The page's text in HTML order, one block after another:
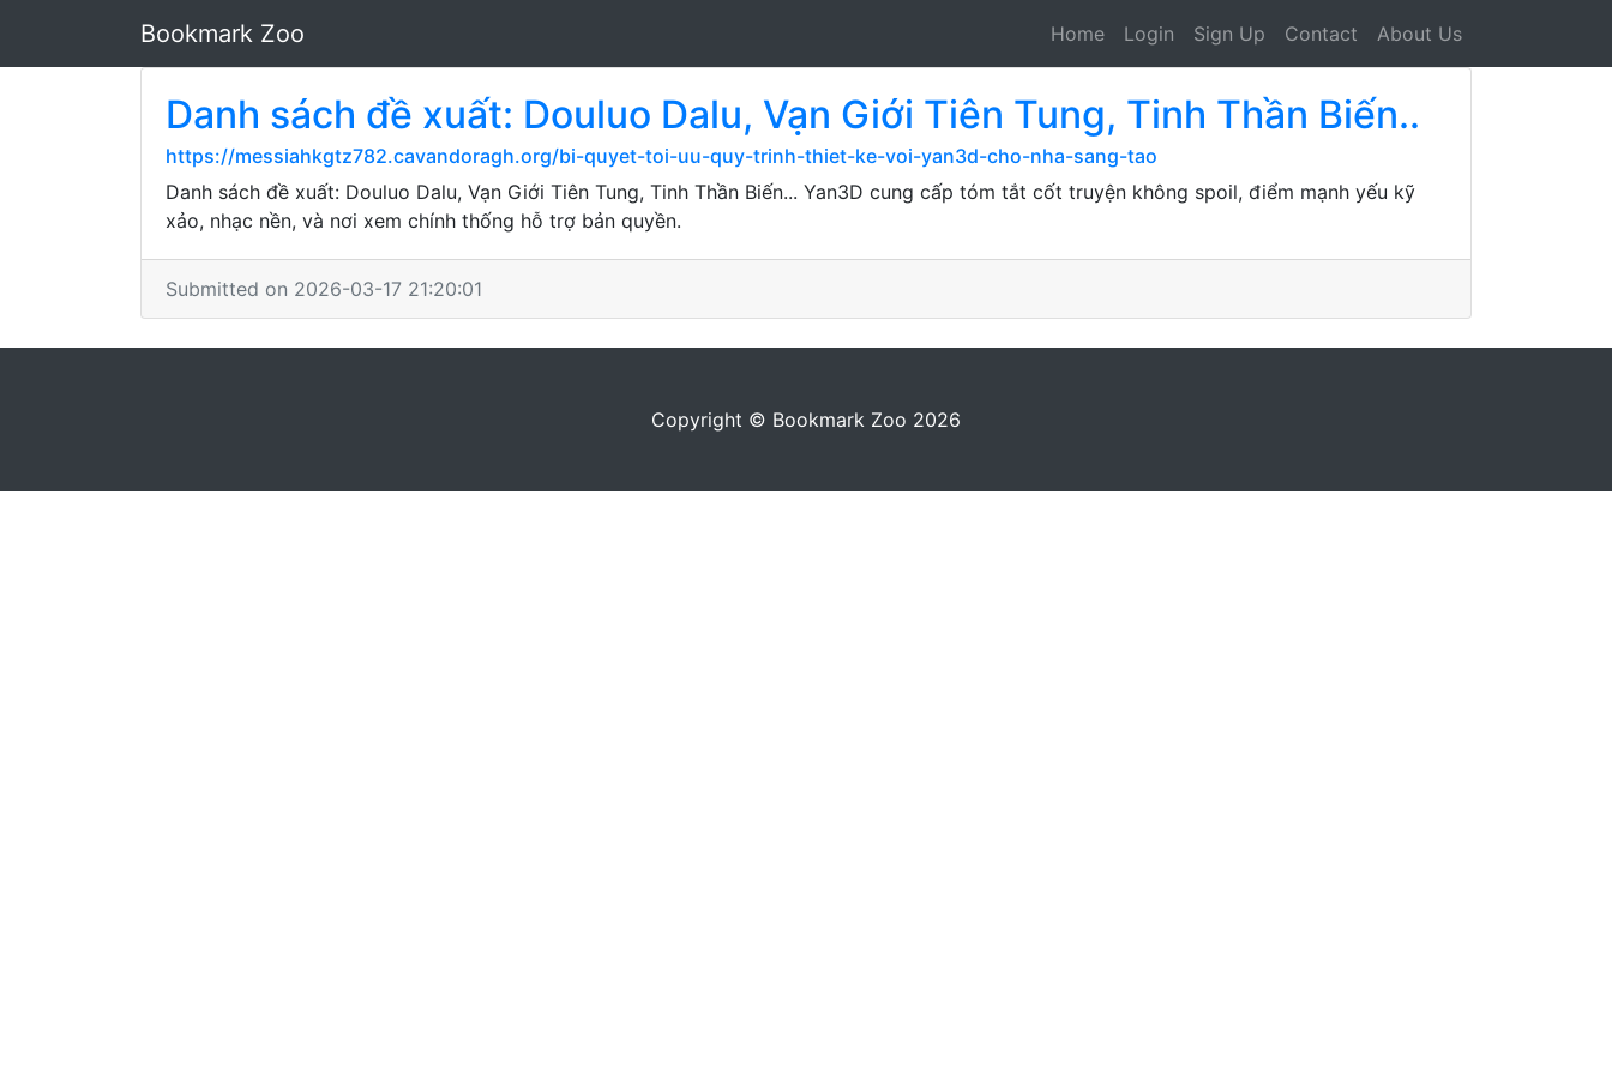
Bookmark Zoo Home Login Sign Up Contact About Us
Danh sách đề xuất: Douluo Dalu, Vạn Giới Tiên Tung, Tinh Thần Biến..
https://messiahkgtz782.cavandoragh.org/bi-quyet-toi-uu-quy-trinh-thiet-ke-voi-yan3d-cho-nha-sang-tao
Danh sách đề xuất: Douluo Dalu, Vạn Giới Tiên Tung, Tinh Thần Biến... Yan3D cung cấp tóm tắt cốt truyện không spoil, điểm mạnh yếu kỹ
xảo, nhạc nền, và nơi xem chính thống hỗ trợ bản quyền.
Submitted on 2026-03-17 21:20:01
Copyright © Bookmark Zoo 2026